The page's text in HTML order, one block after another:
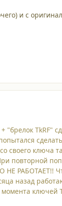
и с
"брелок TkRF"
своего ключа
повторной
НЕ РАБОТАЕТ!!
назад
ключей